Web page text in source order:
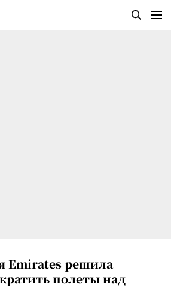
Emirates решила
полеты над